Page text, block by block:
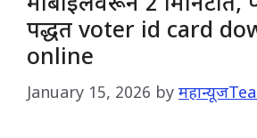
पद्धत voter id card
online
January 15, 2026 by